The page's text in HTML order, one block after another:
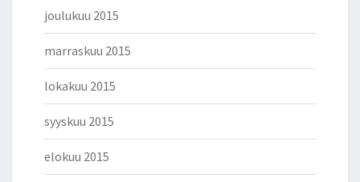
joulukuu 2015
marraskuu 2015
lokakuu 2015
syyskuu 2015
elokuu 2015